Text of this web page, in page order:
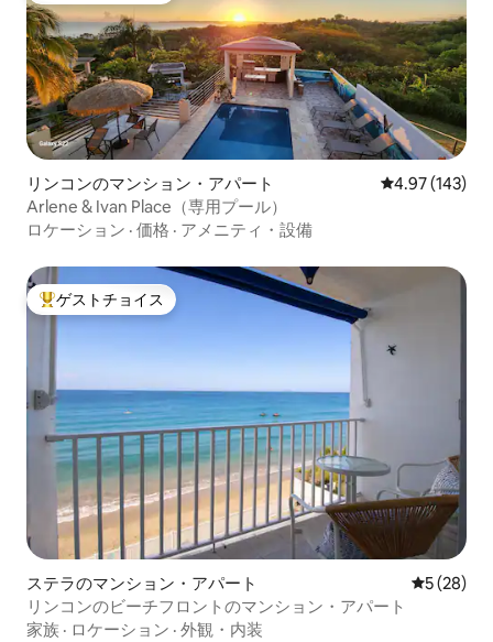
リンコンのマンション・アパート レビュー143
4.97 (143)
Arlene & Ivan Place（専用プール）
ロケーション · 価格 · アメニティ・設備
大好評のゲストチョイスです。
ゲストチョイス
ステラのマンション・アパート レビュー
5 (28)
リンコンのビーチフロントのマンション・アパート
家族 · ロケーション · 外観・内装